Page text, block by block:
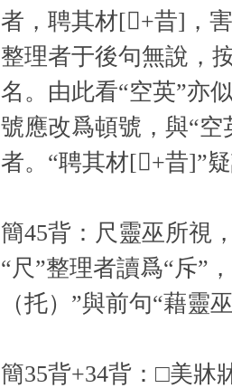
者，聘其材[+昔]，
整理者于後句無說，
名。由此看“空英”亦
號應改爲頓號，與“
者。“聘其材[+昔]”
簡45背：尺靈巫所視
“尺”整理者讀爲“斥”
（托）”與前句“藉靈
簡35背+34背：□美牀